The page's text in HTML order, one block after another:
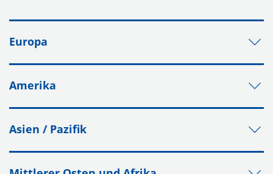
Europa
Amerika
Asien / Pazifik